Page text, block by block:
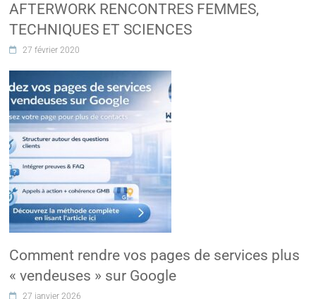
AFTERWORK RENCONTRES FEMMES,
TECHNIQUES ET SCIENCES
27 février 2020
Comment rendre vos pages de services plus
« vendeuses » sur Google
27 janvier 2026